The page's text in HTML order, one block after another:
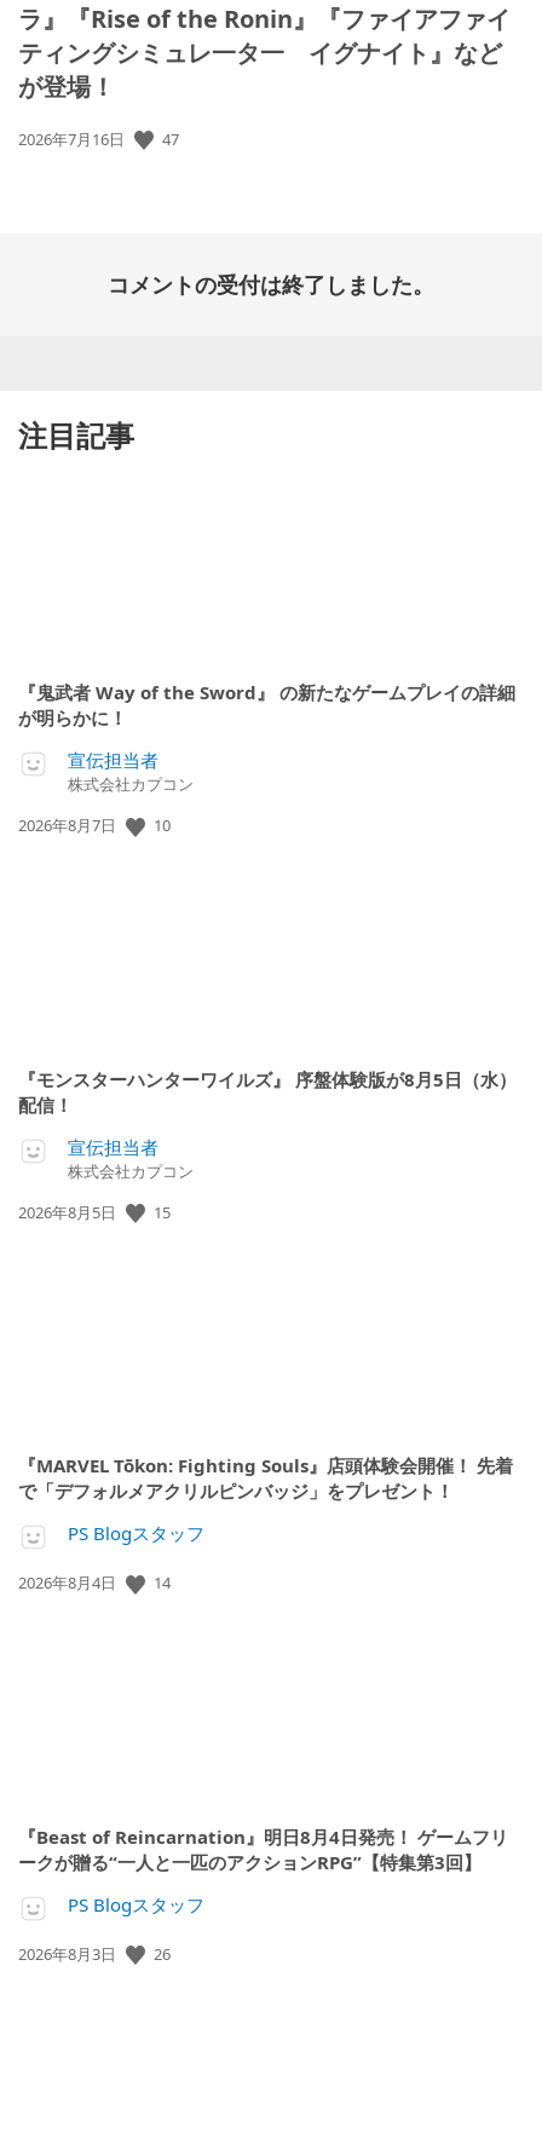
ラ』『Rise of the Ronin』『ファイアファイ
ティングシミュレ一タ一 イグナイト』など
が登場！
公
2026年7月16日 47
コメントの受付は終了しました。
注目記事
『鬼武者 Way of the Sword』 の新たなゲームプレイの詳細
が明らかに！
宣伝担当者
株式会社カプコン
公
2026年8月7日 10
『モンスターハンターワイルズ』 序盤体験版が8月5日（水）
配信！
宣伝担当者
株式会社カプコン
公
2026年8月5日 15
『MARVEL Tōkon: Fighting Souls』店頭体験会開催！ 先着
で「デフォルメアクリルピンバッジ」をプレゼント！
PS Blogスタッフ
公
2026年8月4日 14
『Beast of Reincarnation』明日8月4日発売！ ゲームフリ
ークが贈る“一人と一匹のアクションRPG”【特集第3回】
PS Blogスタッフ
公
2026年8月3日 26